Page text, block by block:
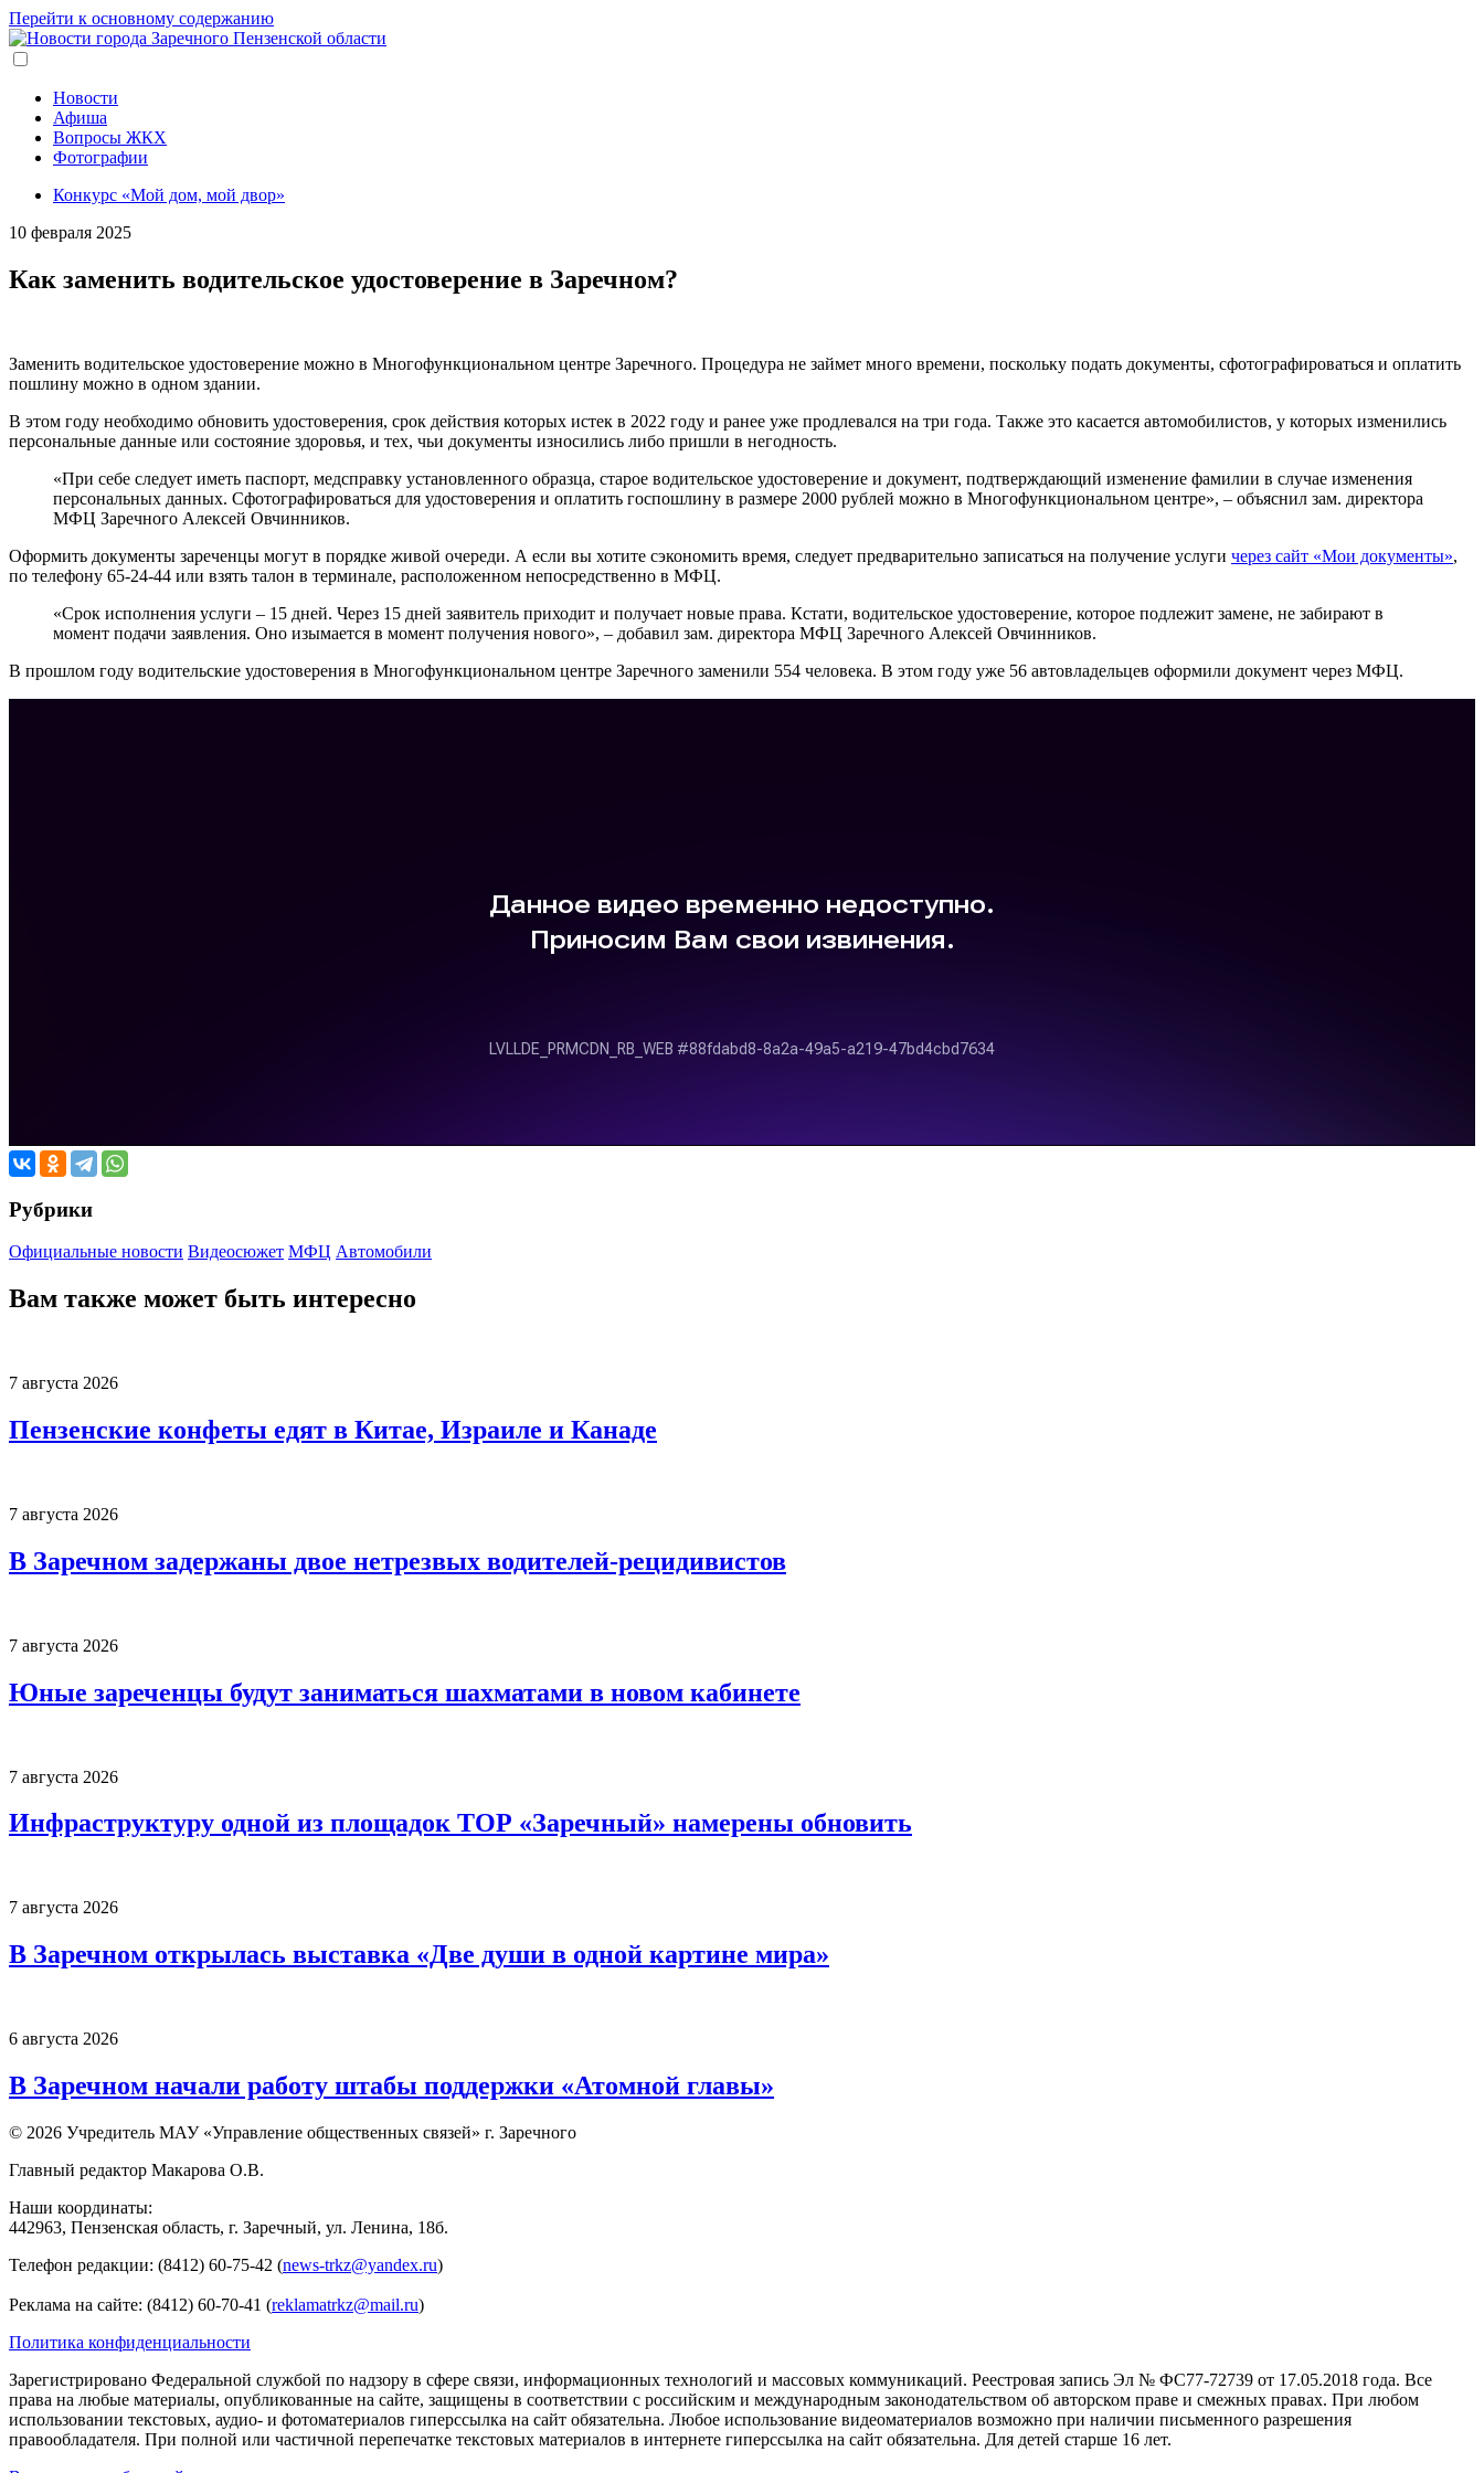
Перейти к основному содержанию
Новости
Афиша
Вопросы ЖКХ
Фотографии
Конкурс «Мой дом, мой двор»
10 февраля 2025
Как заменить водительское удостоверение в Заречном?
Заменить водительское удостоверение можно в Многофункциональном центре Заречного. Процедура не займет много времени, поскольку подать документы, сфотографироваться и оплатить
пошлину можно в одном здании.
В этом году необходимо обновить удостоверения, срок действия которых истек в 2022 году и ранее уже продлевался на три года. Также это касается автомобилистов, у которых изменились
персональные данные или состояние здоровья, и тех, чьи документы износились либо пришли в негодность.
«При себе следует иметь паспорт, медсправку установленного образца, старое водительское удостоверение и документ, подтверждающий изменение фамилии в случае изменения
персональных данных. Сфотографироваться для удостоверения и оплатить госпошлину в размере 2000 рублей можно в Многофункциональном центре», – объяснил зам. директора
МФЦ Заречного Алексей Овчинников.
Оформить документы зареченцы могут в порядке живой очереди. А если вы хотите сэкономить время, следует предварительно записаться на получение услуги через сайт «Мои документы»,
по телефону 65-24-44 или взять талон в терминале, расположенном непосредственно в МФЦ.
«Срок исполнения услуги – 15 дней. Через 15 дней заявитель приходит и получает новые права. Кстати, водительское удостоверение, которое подлежит замене, не забирают в
момент подачи заявления. Оно изымается в момент получения нового», – добавил зам. директора МФЦ Заречного Алексей Овчинников.
В прошлом году водительские удостоверения в Многофункциональном центре Заречного заменили 554 человека. В этом году уже 56 автовладельцев оформили документ через МФЦ.
Рубрики
Официальные новости Видеосюжет МФЦ Автомобили
Вам также может быть интересно
7 августа 2026
Пензенские конфеты едят в Китае, Израиле и Канаде
7 августа 2026
В Заречном задержаны двое нетрезвых водителей-рецидивистов
7 августа 2026
Юные зареченцы будут заниматься шахматами в новом кабинете
7 августа 2026
Инфраструктуру одной из площадок ТОР «Заречный» намерены обновить
7 августа 2026
В Заречном открылась выставка «Две души в одной картине мира»
6 августа 2026
В Заречном начали работу штабы поддержки «Атомной главы»
© 2026 Учредитель МАУ «Управление общественных связей» г. Заречного
Главный редактор Макарова О.В.
Наши координаты:
442963, Пензенская область, г. Заречный, ул. Ленина, 18б.
Телефон редакции: (8412) 60-75-42 (news-trkz@yandex.ru)
Реклама на сайте: (8412) 60-70-41 (reklamatrkz@mail.ru)
Политика конфиденциальности
Зарегистрировано Федеральной службой по надзору в сфере связи, информационных технологий и массовых коммуникаций. Реестровая запись Эл № ФС77-72739 от 17.05.2018 года. Все
права на любые материалы, опубликованные на сайте, защищены в соответствии с российским и международным законодательством об авторском праве и смежных правах. При любом
использовании текстовых, аудио- и фотоматериалов гиперссылка на сайт обязательна. Любое использование видеоматериалов возможно при наличии письменного разрешения
правообладателя. При полной или частичной перепечатке текстовых материалов в интернете гиперссылка на сайт обязательна. Для детей старше 16 лет.